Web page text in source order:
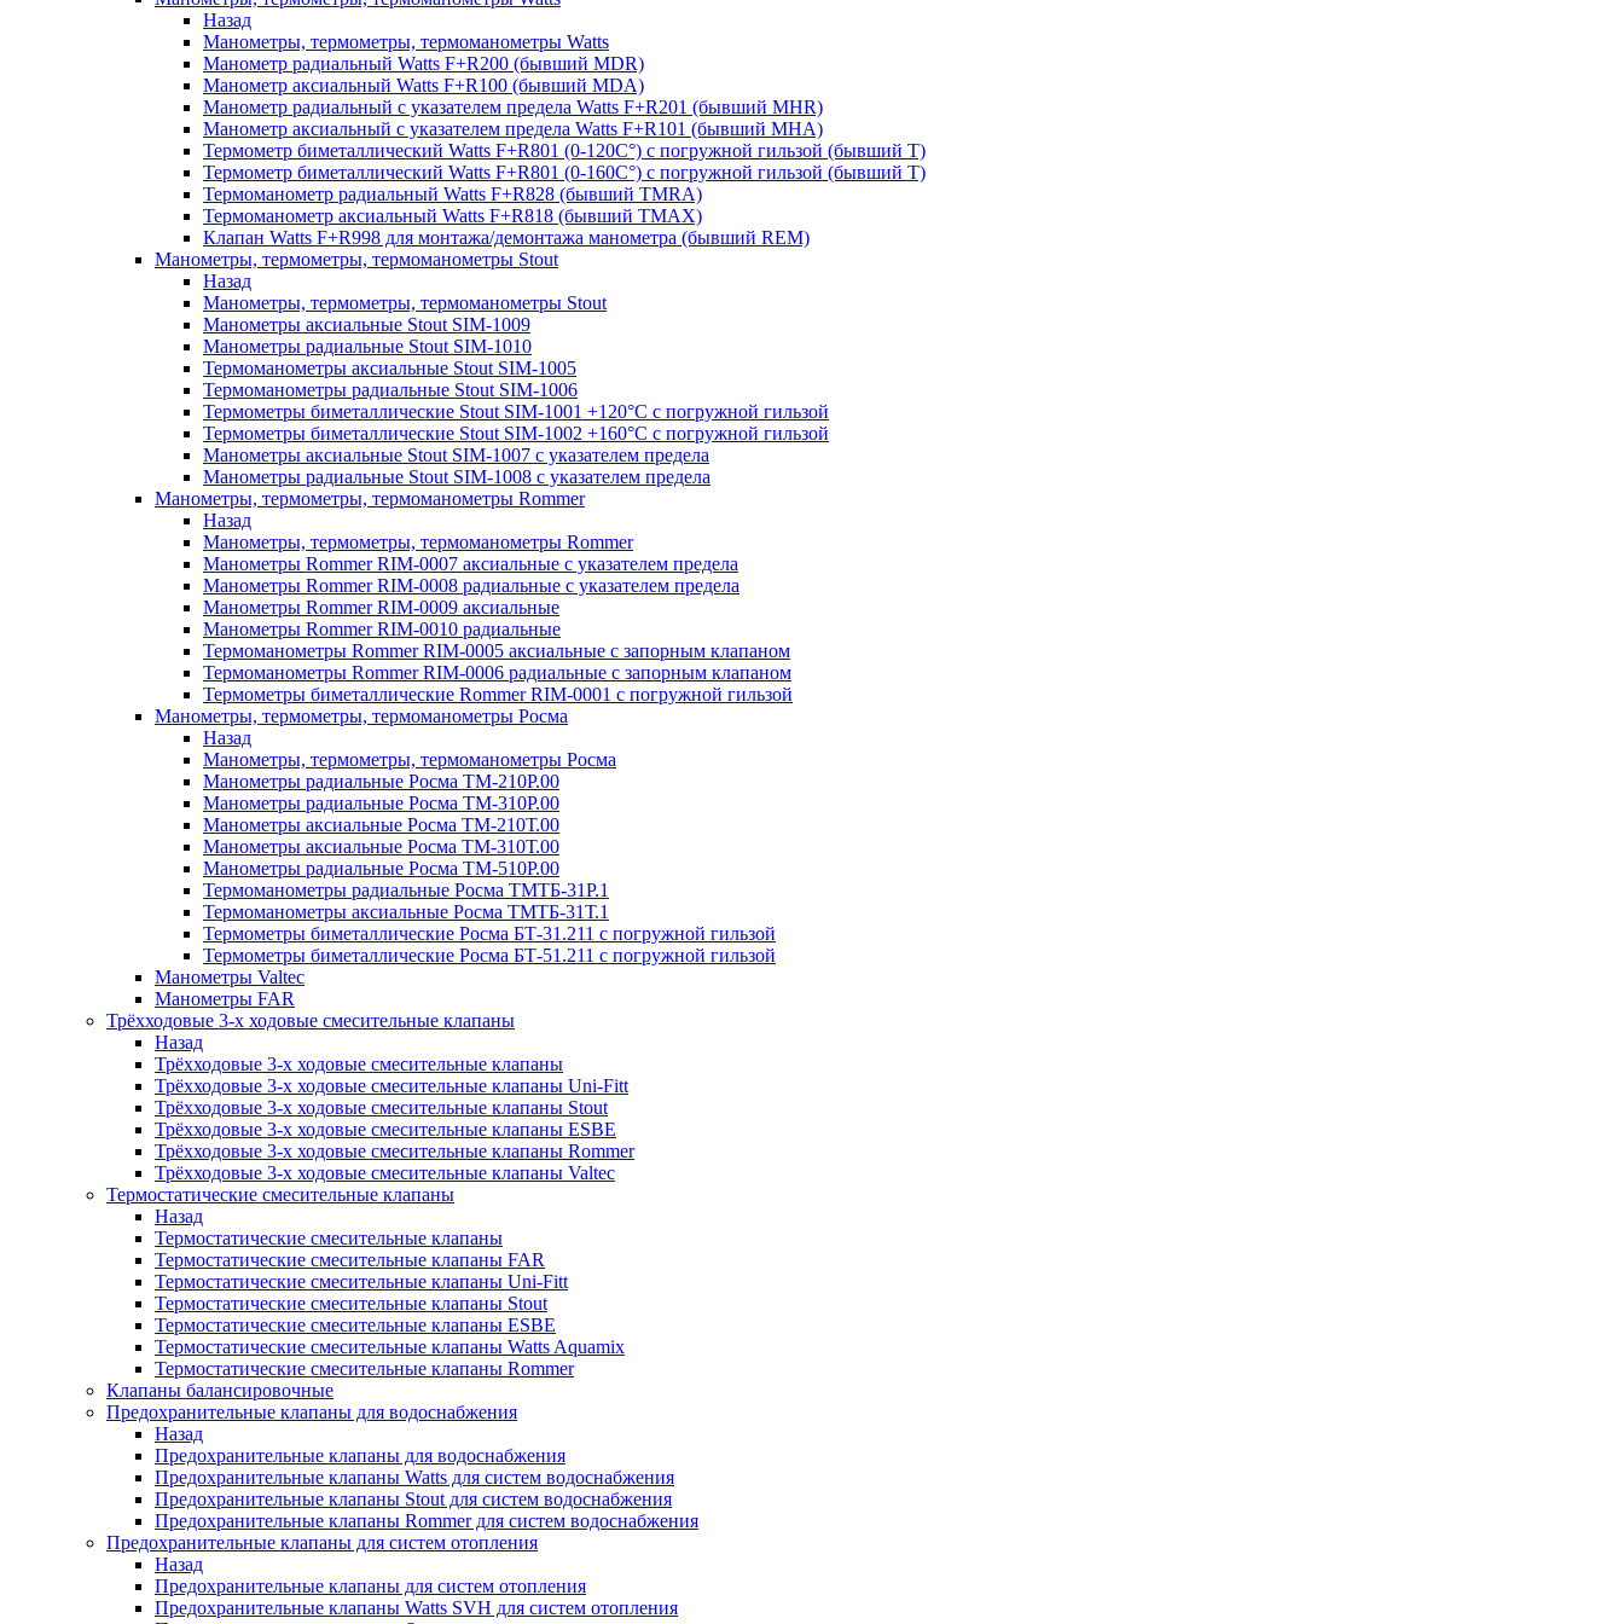
Назад
Манометры, термометры, термоманометры Watts
Манометр радиальный Watts F+R200 (бывший MDR)
Манометр аксиальный Watts F+R100 (бывший MDA)
Манометр радиальный с указателем предела Watts F+R201 (бывший MHR)
Манометр аксиальный с указателем предела Watts F+R101 (бывший MHA)
Термометр биметаллический Watts F+R801 (0-120С°) с погружной гильзой (бывший T)
Термометр биметаллический Watts F+R801 (0-160С°) с погружной гильзой (бывший T)
Термоманометр радиальный Watts F+R828 (бывший TMRA)
Термоманометр аксиальный Watts F+R818 (бывший TMAX)
Клапан Watts F+R998 для монтажа/демонтажа манометра (бывший REM)
Манометры, термометры, термоманометры Stout
Назад
Манометры, термометры, термоманометры Stout
Манометры аксиальные Stout SIM-1009
Манометры радиальные Stout SIM-1010
Термоманометры аксиальные Stout SIM-1005
Термоманометры радиальные Stout SIM-1006
Термометры биметаллические Stout SIM-1001 +120°С с погружной гильзой
Термометры биметаллические Stout SIM-1002 +160°С с погружной гильзой
Манометры аксиальные Stout SIM-1007 с указателем предела
Манометры радиальные Stout SIM-1008 с указателем предела
Манометры, термометры, термоманометры Rommer
Назад
Манометры, термометры, термоманометры Rommer
Манометры Rommer RIM-0007 аксиальные с указателем предела
Манометры Rommer RIM-0008 радиальные с указателем предела
Манометры Rommer RIM-0009 аксиальные
Манометры Rommer RIM-0010 радиальные
Термоманометры Rommer RIM-0005 аксиальные с запорным клапаном
Термоманометры Rommer RIM-0006 радиальные с запорным клапаном
Термометры биметаллические Rommer RIM-0001 с погружной гильзой
Манометры, термометры, термоманометры Росма
Назад
Манометры, термометры, термоманометры Росма
Манометры радиальные Росма ТМ-210P.00
Манометры радиальные Росма ТМ-310P.00
Манометры аксиальные Росма ТМ-210Т.00
Манометры аксиальные Росма ТМ-310Т.00
Манометры радиальные Росма ТМ-510P.00
Термоманометры радиальные Росма ТМТБ-31P.1
Термоманометры аксиальные Росма ТМТБ-31Т.1
Термометры биметаллические Росма БТ-31.211 с погружной гильзой
Термометры биметаллические Росма БТ-51.211 с погружной гильзой
Манометры Valtec
Манометры FAR
Трёхходовые 3-х ходовые смесительные клапаны
Назад
Трёхходовые 3-х ходовые смесительные клапаны
Трёхходовые 3-х ходовые смесительные клапаны Uni-Fitt
Трёхходовые 3-х ходовые смесительные клапаны Stout
Трёхходовые 3-х ходовые смесительные клапаны ESBE
Трёхходовые 3-х ходовые смесительные клапаны Rommer
Трёхходовые 3-х ходовые смесительные клапаны Valtec
Термостатические смесительные клапаны
Назад
Термостатические смесительные клапаны
Термостатические смесительные клапаны FAR
Термостатические смесительные клапаны Uni-Fitt
Термостатические смесительные клапаны Stout
Термостатические смесительные клапаны ESBE
Термостатические смесительные клапаны Watts Aquamix
Термостатические смесительные клапаны Rommer
Клапаны балансировочные
Предохранительные клапаны для водоснабжения
Назад
Предохранительные клапаны для водоснабжения
Предохранительные клапаны Watts для систем водоснабжения
Предохранительные клапаны Stout для систем водоснабжения
Предохранительные клапаны Rommer для систем водоснабжения
Предохранительные клапаны для систем отопления
Назад
Предохранительные клапаны для систем отопления
Предохранительные клапаны Watts SVH для систем отопления